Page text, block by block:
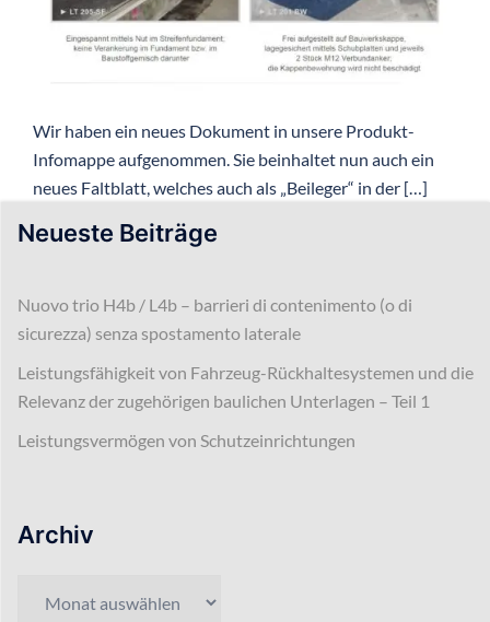
Wir haben ein neues Dokument in unsere Produkt-
Infomappe aufgenommen. Sie beinhaltet nun auch ein
neues Faltblatt, welches auch als „Beileger“ in der […]
Neueste Beiträge
Nuovo trio H4b / L4b – barrieri di contenimento (o di
sicurezza) senza spostamento laterale
Leistungsfähigkeit von Fahrzeug-Rückhaltesystemen und die
Relevanz der zugehörigen baulichen Unterlagen – Teil 1
Leistungsvermögen von Schutzeinrichtungen
Archiv